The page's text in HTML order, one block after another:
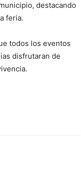
destacando
feria.
todos los eventos
disfrutaran de